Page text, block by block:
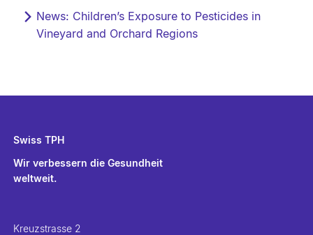
News: Children’s Exposure to Pesticides in
Vineyard and Orchard Regions
Swiss TPH
Wir verbessern die Gesundheit
weltweit.
Kreuzstrasse 2